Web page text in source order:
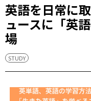
英語を日常に
ュースに「英
場
STUDY